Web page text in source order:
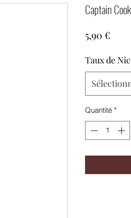
Captain
5,90 €
Taux de
Quantité *